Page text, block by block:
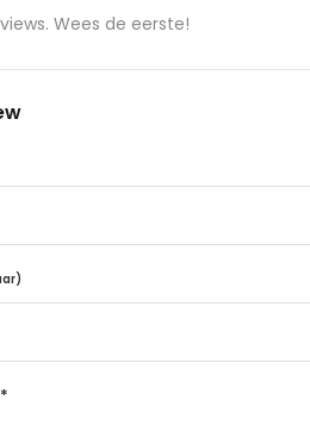
terug naar de koper.
een terugbetaling na
wordt gedaan via de
Wees de eerste!